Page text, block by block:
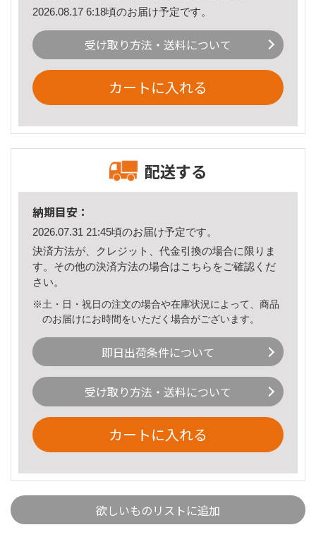
2026.08.17 6:18頃のお届け予定です。
受け取り方法・送料について
カートに入れる
配送する
納期目安：
2026.07.31 21:45頃のお届け予定です。
決済方法が、クレジット、代金引換の場合に限りま
す。その他の決済方法の場合はこちら をご確認くだ
さい。
※土・日・祝日の注文の場合や在庫状況によって、商品
のお届けにお時間をいただく場合がございます。
即日出荷条件について
受け取り方法・送料について
カートに入れる
欲しいものリストに追加